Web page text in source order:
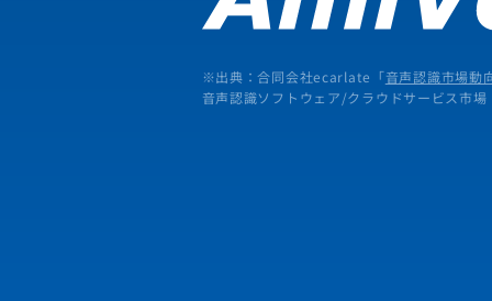
※出典：合同会社ecarlate「音声認識市場動
音声認識ソフトウェア/クラウドサービス市場